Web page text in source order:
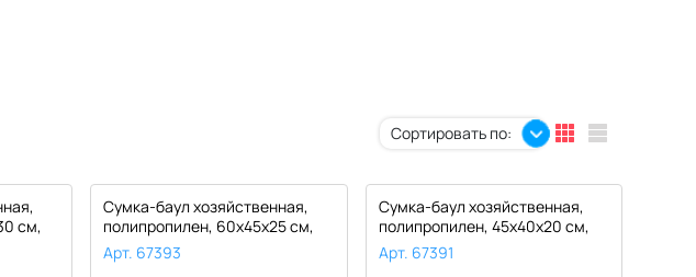
Сортировать по:
см,
Сумка-баул хозяйственная,
полипропилен, 60х45х25 см,
68..
Арт. 67393
Сумка-баул хозяйственная,
полипропилен, 45х40х20 см,
36..
Арт. 67391